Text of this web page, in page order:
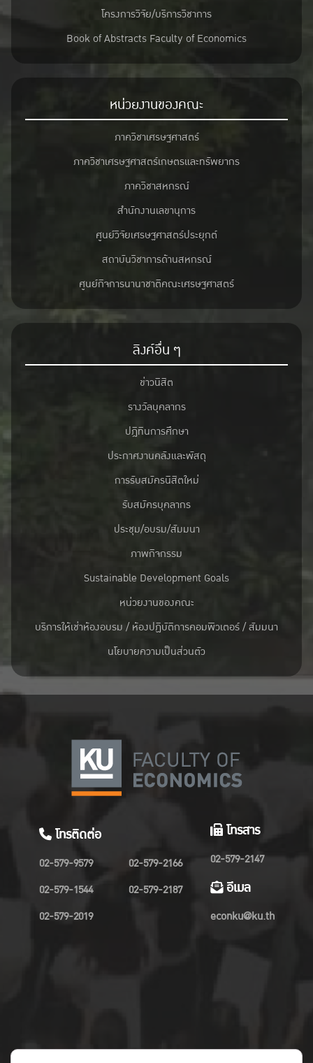
โครงการวิจัย/บริการวิชาการ
Book of Abstracts Faculty of Economics
หน่วยงานของคณะ
ภาควิชาเศรษฐศาสตร์
ภาควิชาเศรษฐศาสตร์เกษตรและทรัพยากร
ภาควิชาสหกรณ์
สำนักงานเลขานุการ
ศูนย์วิจัยเศรษฐศาสตร์ประยุกต์
สถาบันวิชาการด้านสหกรณ์
ศูนย์กิจการนานาชาติคณะเศรษฐศาสตร์
ลิงค์อื่น ๆ
ข่าวนิสิต
รางวัลบุคลากร
ปฎิทินการศึกษา
ประกาศงานคลังและพัสดุ
การรับสมัครนิสิตใหม่
รับสมัครบุคลากร
ประชุม/อบรม/สัมมนา
ภาพกิจกรรม
Sustainable Development Goals
หน่วยงานของคณะ
บริการให้เช่าห้องอบรม / ห้องปฏิบัติการคอมพิวเตอร์ / สัมมนา
นโยบายความเป็นส่วนตัว
โทรติดต่อ
02-579-9579
02-579-1544
02-579-2019
02-579-2166
02-579-2187
โทรสาร
02-579-2147
อีเมล
econku@ku.th